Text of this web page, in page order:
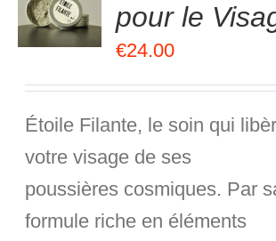
sur
pour le
€24.00
Étoile Filante, le soin qui
votre visage de ses
poussières cosmiques. Par
formule riche en éléments